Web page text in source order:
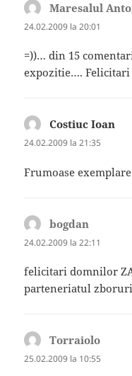
Maresalul
24.02.2009 la 20:01
=))… din 15
expozitie….
Costiuc Ioan
24.02.2009 la 21:35
Frumoase
bogdan
24.02.2009 la 22:11
felicitari domnilor
parteneriatul
Torraiolo
25.02.2009 la 10:55